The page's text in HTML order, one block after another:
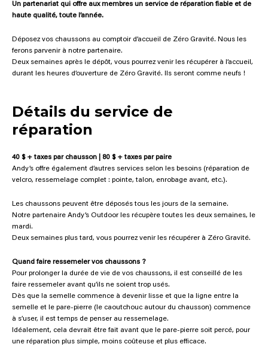
Un partenariat qui offre aux membres un service de réparation fiable et de
haute qualité, toute l’année.
Déposez vos chaussons au comptoir d’accueil de Zéro Gravité. Nous les
ferons parvenir à notre partenaire.
Deux semaines après le dépôt, vous pourrez venir les récupérer à l’accueil,
durant les heures d’ouverture de Zéro Gravité. Ils seront comme neufs !
Détails du service de
réparation
40 $ + taxes par chausson | 80 $ + taxes par paire
Andy’s offre également d’autres services selon les besoins (réparation de
velcro, ressemelage complet : pointe, talon, enrobage avant, etc.).
Les chaussons peuvent être déposés tous les jours de la semaine.
Notre partenaire Andy’s Outdoor les récupère toutes les deux semaines, le
mardi.
Deux semaines plus tard, vous pourrez venir les récupérer à Zéro Gravité.
Quand faire ressemeler vos chaussons ?
Pour prolonger la durée de vie de vos chaussons, il est conseillé de les
faire ressemeler avant qu’ils ne soient trop usés.
Dès que la semelle commence à devenir lisse et que la ligne entre la
semelle et le pare-pierre (le caoutchouc autour du chausson) commence
à s’user, il est temps de penser au ressemelage.
Idéalement, cela devrait être fait avant que le pare-pierre soit percé, pour
une réparation plus simple, moins coûteuse et plus efficace.